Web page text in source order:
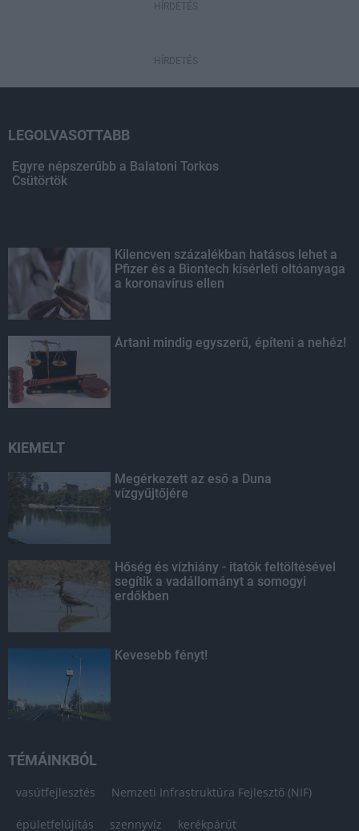
HÍRDETÉS
HÍRDETÉS
LEGOLVASOTTABB
Egyre népszerűbb a Balatoni Torkos
Csütörtök
Kilencven százalékban hatásos lehet a
Pfizer és a Biontech kísérleti oltóanyaga
a koronavírus ellen
Ártani mindig egyszerű, építeni a nehéz!
KIEMELT
Megérkezett az eső a Duna
vízgyűjtőjére
Hőség és vízhiány - itatók feltöltésével
segítik a vadállományt a somogyi
erdőkben
Kevesebb fényt!
TÉMÁINKBÓL
vasútfejlesztés Nemzeti Infrastruktúra Fejlesztő (NIF)
épületfelújítás szennyvíz kerékpárút